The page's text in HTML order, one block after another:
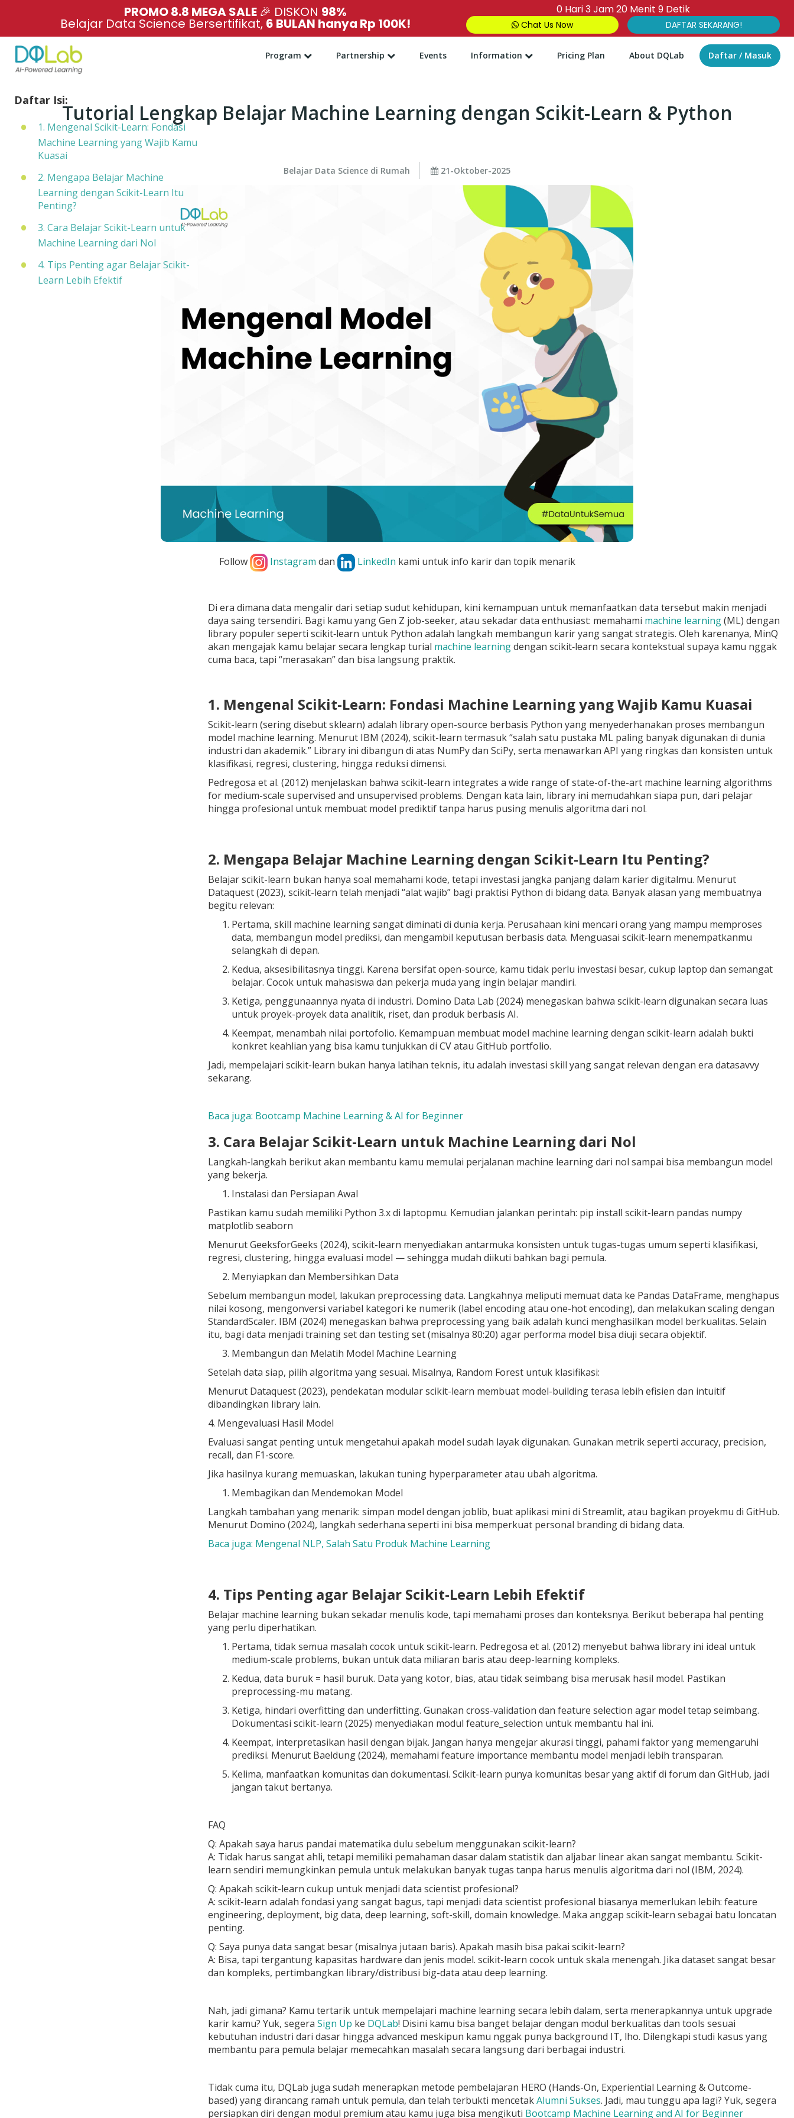
PROMO 8.8 MEGA SALE 🎉 DISKON 98%
Belajar Data Science Bersertifikat, 6 BULAN hanya Rp 100K!
0Hari3Jam20Menit 8 Detik
Chat Us Now DAFTAR SEKARANG!
Program Partnership Events Information Pricing Plan About DQLab Daftar / Masuk
Tutorial Lengkap Belajar Machine Learning dengan Scikit-Learn & Python
Belajar Data Science di Rumah 21-Oktober-2025
Follow Instagram dan LinkedIn kami untuk info karir dan topik menarik
Daftar Isi:
1. Mengenal Scikit-Learn: Fondasi
Machine Learning yang Wajib Kamu
Kuasai
2. Mengapa Belajar Machine
Learning dengan Scikit-Learn Itu
Penting?
3. Cara Belajar Scikit-Learn untuk
Machine Learning dari Nol
4. Tips Penting agar Belajar Scikit-
Learn Lebih Efektif
Di era dimana data mengalir dari setiap sudut kehidupan, kini kemampuan untuk memanfaatkan data tersebut makin menjadi
daya saing tersendiri. Bagi kamu yang Gen Z job-seeker, atau sekadar data enthusiast: memahami machine learning(ML) dengan
library populer seperti scikit‑learn untuk Python adalah langkah membangun karir yang sangat strategis. Oleh karenanya, MinQ
akan mengajak kamu belajar secara lengkap turial machine learningdengan scikit‑learn secara kontekstual supaya kamu nggak
cuma baca, tapi “merasakan” dan bisa langsung praktik.
1. Mengenal Scikit-Learn: Fondasi Machine Learning yang Wajib Kamu Kuasai
Scikit-learn (sering disebut sklearn) adalah library open-source berbasis Python yang menyederhanakan proses membangun
model machine learning. Menurut IBM (2024), scikit-learn termasuk “salah satu pustaka ML paling banyak digunakan di dunia
industri dan akademik.” Library ini dibangun di atas NumPy dan SciPy, serta menawarkan API yang ringkas dan konsisten untuk
klasifikasi, regresi, clustering, hingga reduksi dimensi.
Pedregosa et al. (2012) menjelaskan bahwa scikit-learn integrates a wide range of state-of-the-art machine learning algorithms
for medium-scale supervised and unsupervised problems. Dengan kata lain, library ini memudahkan siapa pun, dari pelajar
hingga profesional untuk membuat model prediktif tanpa harus pusing menulis algoritma dari nol.
2. Mengapa Belajar Machine Learning dengan Scikit-Learn Itu Penting?
Belajar scikit-learn bukan hanya soal memahami kode, tetapi investasi jangka panjang dalam karier digitalmu. Menurut
Dataquest (2023), scikit-learn telah menjadi “alat wajib” bagi praktisi Python di bidang data. Banyak alasan yang membuatnya
begitu relevan:
Pertama, skill machine learning sangat diminati di dunia kerja. Perusahaan kini mencari orang yang mampu memproses
data, membangun model prediksi, dan mengambil keputusan berbasis data. Menguasai scikit-learn menempatkanmu
selangkah di depan.
Kedua, aksesibilitasnya tinggi. Karena bersifat open-source, kamu tidak perlu investasi besar, cukup laptop dan semangat
belajar. Cocok untuk mahasiswa dan pekerja muda yang ingin belajar mandiri.
Ketiga, penggunaannya nyata di industri. Domino Data Lab (2024) menegaskan bahwa scikit-learn digunakan secara luas
untuk proyek-proyek data analitik, riset, dan produk berbasis AI.
Keempat, menambah nilai portofolio. Kemampuan membuat model machine learning dengan scikit-learn adalah bukti
konkret keahlian yang bisa kamu tunjukkan di CV atau GitHub portfolio.
Jadi, mempelajari scikit-learn bukan hanya latihan teknis, itu adalah investasi skill yang sangat relevan dengan era datasavvy
sekarang.
Baca juga: Bootcamp Machine Learning & AI for Beginner
3. Cara Belajar Scikit-Learn untuk Machine Learning dari Nol
Langkah-langkah berikut akan membantu kamu memulai perjalanan machine learning dari nol sampai bisa membangun model
yang bekerja.
Instalasi dan Persiapan Awal
Pastikan kamu sudah memiliki Python 3.x di laptopmu. Kemudian jalankan perintah: pip install scikit-learn pandas numpy
matplotlib seaborn
Menurut GeeksforGeeks (2024), scikit-learn menyediakan antarmuka konsisten untuk tugas-tugas umum seperti klasifikasi,
regresi, clustering, hingga evaluasi model — sehingga mudah diikuti bahkan bagi pemula.
Menyiapkan dan Membersihkan Data
Sebelum membangun model, lakukan preprocessing data. Langkahnya meliputi memuat data ke Pandas DataFrame, menghapus
nilai kosong, mengonversi variabel kategori ke numerik (label encoding atau one-hot encoding), dan melakukan scaling dengan
StandardScaler. IBM (2024) menegaskan bahwa preprocessing yang baik adalah kunci menghasilkan model berkualitas. Selain
itu, bagi data menjadi training setdan testing set(misalnya 80:20) agar performa model bisa diuji secara objektif.
Membangun dan Melatih Model Machine Learning
Setelah data siap, pilih algoritma yang sesuai. Misalnya, Random Forestuntuk klasifikasi:
Menurut Dataquest (2023), pendekatan modular scikit-learn membuat model-building terasa lebih efisien dan intuitif
dibandingkan library lain.
4. Mengevaluasi Hasil Model
Evaluasi sangat penting untuk mengetahui apakah model sudah layak digunakan. Gunakan metrik seperti accuracy, precision,
recall, dan F1-score.
Jika hasilnya kurang memuaskan, lakukan tuning hyperparameter atau ubah algoritma.
Membagikan dan Mendemokan Model
Langkah tambahan yang menarik: simpan model dengan joblib, buat aplikasi mini di Streamlit, atau bagikan proyekmu di GitHub.
Menurut Domino (2024), langkah sederhana seperti ini bisa memperkuat personal branding di bidang data.
Baca juga: Mengenal NLP, Salah Satu Produk Machine Learning
4. Tips Penting agar Belajar Scikit-Learn Lebih Efektif
Belajar machine learning bukan sekadar menulis kode, tapi memahami proses dan konteksnya. Berikut beberapa hal penting
yang perlu diperhatikan.
Pertama, tidak semua masalah cocok untuk scikit-learn. Pedregosa et al. (2012) menyebut bahwa library ini ideal untuk
medium-scale problems, bukan untuk data miliaran baris atau deep-learning kompleks.
Kedua, data buruk = hasil buruk. Data yang kotor, bias, atau tidak seimbang bisa merusak hasil model. Pastikan
preprocessing-mu matang.
Ketiga, hindari overfitting dan underfitting. Gunakan cross-validation dan feature selection agar model tetap seimbang.
Dokumentasi scikit-learn (2025) menyediakan modul feature_selection untuk membantu hal ini.
Keempat, interpretasikan hasil dengan bijak. Jangan hanya mengejar akurasi tinggi, pahami faktor yang memengaruhi
prediksi. Menurut Baeldung (2024), memahami feature importance membantu model menjadi lebih transparan.
Kelima, manfaatkan komunitas dan dokumentasi. Scikit-learn punya komunitas besar yang aktif di forum dan GitHub, jadi
jangan takut bertanya.
FAQ
Q: Apakah saya harus pandai matematika dulu sebelum menggunakan scikit-learn?
A: Tidak harus sangat ahli, tetapi memiliki pemahaman dasar dalam statistik dan aljabar linear akan sangat membantu. Scikit-
learn sendiri memungkinkan pemula untuk melakukan banyak tugas tanpa harus menulis algoritma dari nol (IBM, 2024).
Q: Apakah scikit-learn cukup untuk menjadi data scientist profesional?
A: scikit-learn adalah fondasi yang sangat bagus, tapi menjadi data scientist profesional biasanya memerlukan lebih: feature
engineering, deployment, big data, deep learning, soft-skill, domain knowledge. Maka anggap scikit-learn sebagai batu loncatan
penting.
Q: Saya punya data sangat besar (misalnya jutaan baris). Apakah masih bisa pakai scikit-learn?
A: Bisa, tapi tergantung kapasitas hardware dan jenis model. scikit-learn cocok untuk skala menengah. Jika dataset sangat besar
dan kompleks, pertimbangkan library/distribusi big-data atau deep learning.
Nah, jadi gimana? Kamu tertarik untuk mempelajari machine learning secara lebih dalam, serta menerapkannya untuk upgrade
karir kamu? Yuk, segera Sign Up ke DQLab! Disini kamu bisa banget belajar dengan modul berkualitas dan tools sesuai
kebutuhan industri dari dasar hingga advanced meskipun kamu nggak punya background IT, lho. Dilengkapi studi kasus yang
membantu para pemula belajar memecahkan masalah secara langsung dari berbagai industri.
Tidak cuma itu, DQLab juga sudah menerapkan metode pembelajaran HERO (Hands-On, Experiential Learning & Outcome-
based) yang dirancang ramah untuk pemula, dan telah terbukti mencetakAlumni Sukses. Jadi, mau tunggu apa lagi? Yuk, segera
persiapkan diri dengan modul premium atau kamu juga bisa mengikuti Bootcamp Machine Learning and AI for Beginner